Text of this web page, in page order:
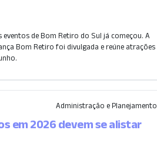
de Bom Retiro do Sul já começou. A
Bom Retiro foi divulgada e reúne atrações
Administração e Planejamento
em 2026 devem se alistar